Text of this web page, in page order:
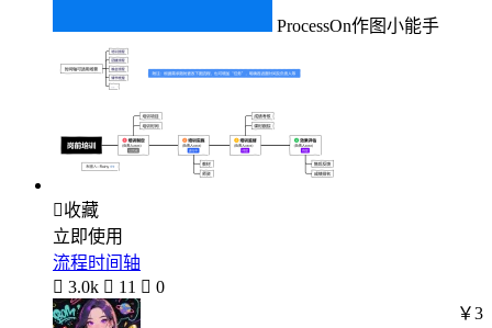
ProcessOn作图小能手
收藏
立即使用
流程时间轴
 3.0k  11  0
￥3